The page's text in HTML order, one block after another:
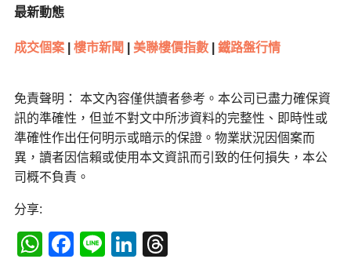
最新動態
成交個案 樓市新聞 美聯樓價指數 鐵路盤行情
免責聲明： 本文內容僅供讀者參考。本公司已盡力確保資
訊的準確性，但並不對文中所涉資料的完整性、即時性或
準確性作出任何明示或暗示的保證。物業狀況因個案而
異，讀者因信賴或使用本文資訊而引致的任何損失，本公
司概不負責。
分享:
WhatsApp
Facebook
LineLinkedIn
Threads